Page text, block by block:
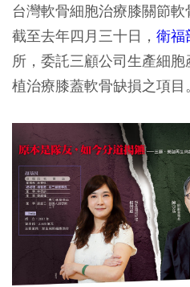
台灣軟骨細胞治療膝關節軟
截至去年四月三十日， 衛福
所，委託三顧公司生產細
植治療膝蓋軟骨缺損之項目。